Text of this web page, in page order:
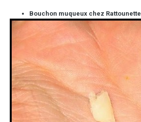
Bouchon muqueux chez Rattounette